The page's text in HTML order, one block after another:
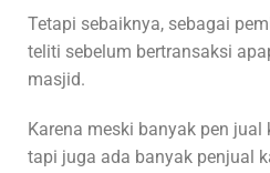
Tetapi sebaiknya, sebagai
teliti sebelum bertransaksi
masjid.
Karena meski banyak pen
tapi juga ada banyak penjual